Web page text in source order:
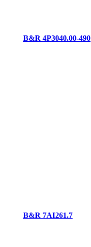
B&R 4P3040.00-490
B&R 7AI261.7